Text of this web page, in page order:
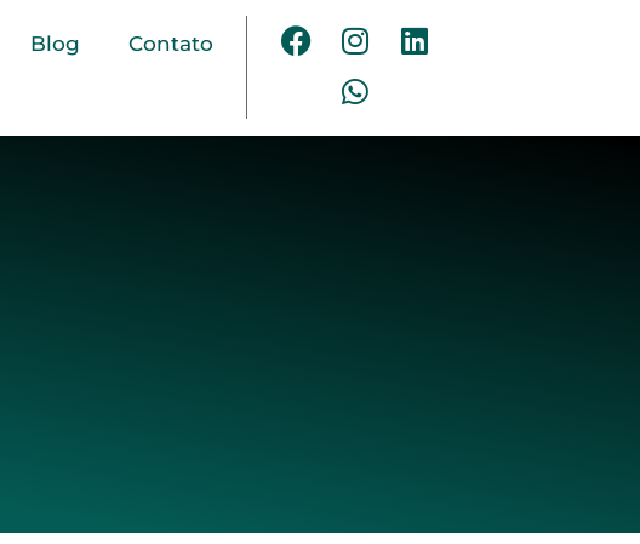
Blog Contato